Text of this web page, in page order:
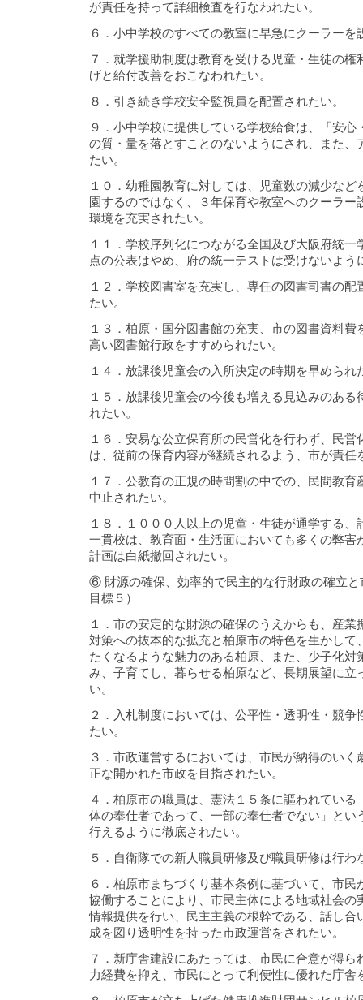
が責任を持って詳細検査を行なわれたい。
６．小中学校のすべての教室に早急にクーラーを
７．就学援助制度は教育を受ける児童・生徒の権
げと給付改善をおこなわれたい。
８．引き続き学校安全監視員を配置されたい。
９．小中学校に提供している学校給食は、「安心
の質・量を落とすことのないようにされ、また、
たい。
１０．幼稚園教育に対しては、児童数の減少など
園するのではなく、３年保育や教室へのクーラー
環境を充実されたい。
１１．学校序列化につながる全国及び大阪府統一
点の公表はやめ、府の統一テストは受けないよう
１２．学校図書室を充実し、専任の図書司書の配
たい。
１３．柏原・国分図書館の充実、市の図書資料費
高い図書館行政をすすめられたい。
１４．放課後児童会の入所決定の時期を早められ
１５．放課後児童会の今後も増える見込みのある
れたい。
１６．安易な公立保育所の民営化を行わず、民営
は、従前の保育内容が継続されるよう、市が責任
１７．公教育の正規の時間割の中での、民間教育
中止されたい。
１８．１０００人以上の児童・生徒が通学する、
一貫校は、教育面・生活面においても多くの弊害
計画は白紙撤回されたい。
⑥ 財源の確保、効率的で民主的な行財政の確立
目標５）
１．市の安定的な財源の確保のうえからも、産業
対策への抜本的な拡充と柏原市の特色を生かして
たくなるような魅力のある柏原、また、少子化対
み、子育てし、暮らせる柏原など、長期展望に立
い。
２．入札制度においては、公平性・透明性・競争
たい。
３．市政運営するにおいては、市民が納得のいく
正な開かれた市政を目指されたい。
４．柏原市の職員は、憲法１５条に謳われている
体の奉仕者であって、一部の奉仕者でない」とい
行えるように徹底されたい。
５．自衛隊での新人職員研修及び職員研修は行わ
６．柏原市まちづくり基本条例に基づいて、市民
協働することにより、市民主体による地域社会の
情報提供を行い、民主主義の根幹である、話し合
成を図り透明性を持った市政運営をされたい。
７．新庁舎建設にあたっては、市民に合意が得ら
力経費を抑え、市民にとって利便性に優れた庁舎